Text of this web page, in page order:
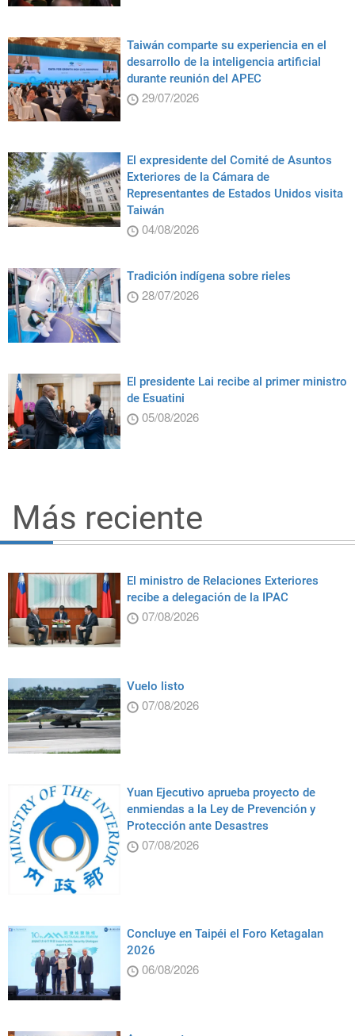
Taiwán comparte su experiencia en el
desarrollo de la inteligencia artificial
durante reunión del APEC
29/07/2026
El expresidente del Comité de Asuntos
Exteriores de la Cámara de
Representantes de Estados Unidos visita
Taiwán
04/08/2026
Tradición indígena sobre rieles
28/07/2026
El presidente Lai recibe al primer ministro
de Esuatini
05/08/2026
Más reciente
El ministro de Relaciones Exteriores
recibe a delegación de la IPAC
07/08/2026
Vuelo listo
07/08/2026
Yuan Ejecutivo aprueba proyecto de
enmiendas a la Ley de Prevención y
Protección ante Desastres
07/08/2026
Concluye en Taipéi el Foro Ketagalan
2026
06/08/2026